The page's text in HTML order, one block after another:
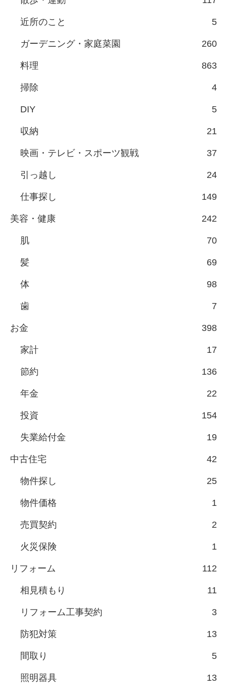
近所のこと 5
ガーデニング・家庭菜園 260
料理 863
掃除 4
DIY 5
収納 21
映画・テレビ・スポーツ観戦 37
引っ越し 24
仕事探し 149
美容・健康 242
肌 70
髪 69
体 98
歯 7
お金 398
家計 17
節約 136
年金 22
投資 154
失業給付金 19
中古住宅 42
物件探し 25
物件価格 1
売買契約 2
火災保険 1
リフォーム 112
相見積もり 11
リフォーム工事契約 3
防犯対策 13
間取り 5
照明器具 13